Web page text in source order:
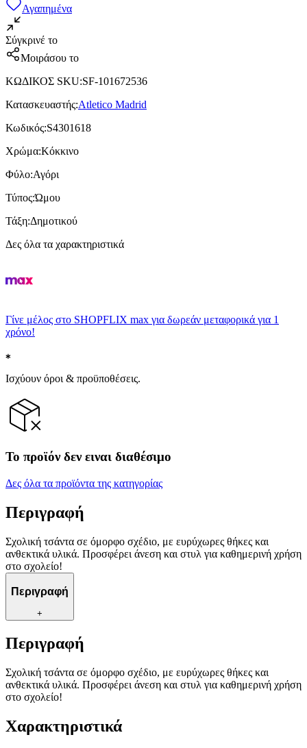
Αγαπημένα
Σύγκρινέ το
Μοιράσου το
ΚΩΔΙΚΟΣ SKU:SF-101672536
Κατασκευαστής:Atletico Madrid
Κωδικός:S4301618
Χρώμα:Κόκκινο
Φύλο:Αγόρι
Τύπος:Ώμου
Τάξη:Δημοτικού
Δες όλα τα χαρακτηριστικά
Γίνε μέλος στο SHOPFLIX max για δωρεάν μεταφορικά για 1
χρόνο!
Ισχύουν όροι & προϋποθέσεις.
Το προϊόν δεν ειναι διαθέσιμο
Δες όλα τα προϊόντα της κατηγορίας
Περιγραφή
Σχολική τσάντα σε όμορφο σχέδιο, με ευρύχωρες θήκες και
ανθεκτικά υλικά. Προσφέρει άνεση και στυλ για καθημερινή χρήση
στο σχολείο!
Περιγραφή
+
Περιγραφή
Σχολική τσάντα σε όμορφο σχέδιο, με ευρύχωρες θήκες και
ανθεκτικά υλικά. Προσφέρει άνεση και στυλ για καθημερινή χρήση
στο σχολείο!
Χαρακτηριστικά